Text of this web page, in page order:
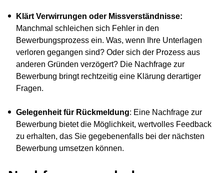
Klärt Verwirrungen oder Missverständnisse:
Manchmal schleichen sich Fehler in den
Bewerbungsprozess ein. Was, wenn Ihre Unterlagen
verloren gegangen sind? Oder sich der Prozess aus
anderen Gründen verzögert? Die Nachfrage zur
Bewerbung bringt rechtzeitig eine Klärung derartiger
Fragen.
Gelegenheit für Rückmeldung: Eine Nachfrage zur
Bewerbung bietet die Möglichkeit, wertvolles Feedback
zu erhalten, das Sie gegebenenfalls bei der nächsten
Bewerbung umsetzen können.